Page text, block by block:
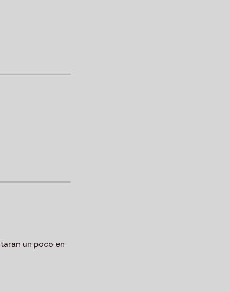
un poco en